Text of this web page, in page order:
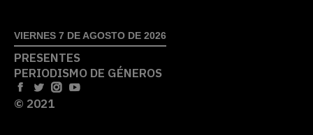
VIERNES 7 DE AGOSTO DE 2026
PRESENTES
PERIODISMO DE GÉNEROS
© 2021